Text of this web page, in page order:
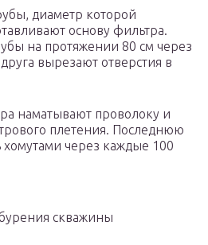
диаметр которой
основу фильтра.
на протяжении 80 см через
вырезают отверстия в
наматывают проволоку и
плетения. Последнюю
через каждые 100
скважины